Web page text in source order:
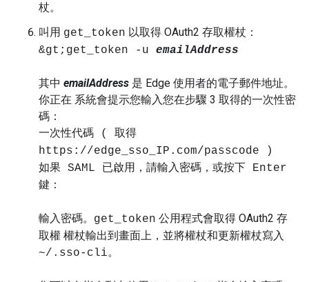
杖。
叫用 get_token 以取得 OAuth2 存取權杖：
&gt;get_token -u emailAddress
其中 emailAddress 是 Edge 使用者的電子郵件地址。
你正在 系統會提示您輸入您在步驟 3 取得的一次性密
碼：
一次性代碼 ( 取得
https://edge_sso_IP.com/passcode )
如果 SAML 已啟用，請輸入密碼，或按下 Enter
鍵：
輸入密碼。 get_token 公用程式會取得 OAuth2 存
取權 權杖輸出到畫面上，並將權杖和更新權杖寫入
~/.sso-cli。